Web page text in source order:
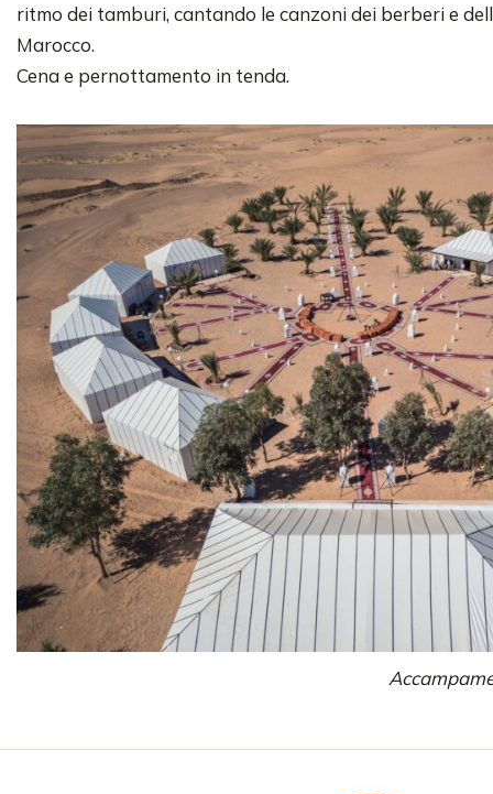
ritmo dei tamburi, cantando le canzoni dei berberi e
Marocco.
Cena e pernottamento in tenda.